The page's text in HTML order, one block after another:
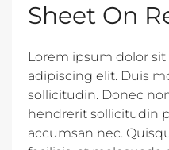
Sheet On
Lorem ipsum dolor
adipiscing elit. Duis
sollicitudin. Donec
hendrerit sollicitudin
accumsan nec.